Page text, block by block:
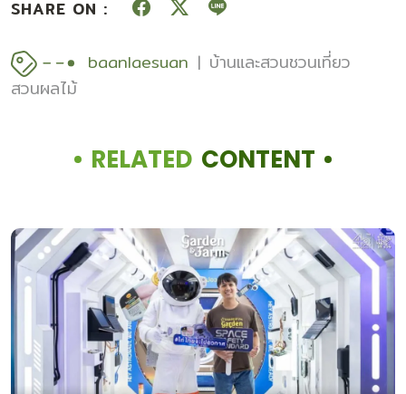
SHARE ON :
baanlaesuan
บ้านและสวนชวนเที่ยว
สวนผลไม้
RELATED CONTENT